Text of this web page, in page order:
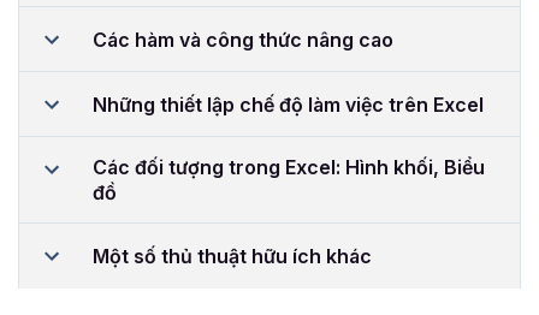
Các hàm và công thức nâng cao
Những thiết lập chế độ làm việc trên Excel
Các đối tượng trong Excel: Hình khối, Biểu
đồ
Một số thủ thuật hữu ích khác